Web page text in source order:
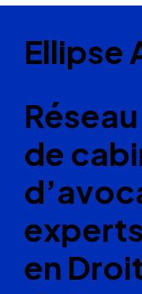
Ellipse
Réseau
de
experts
en